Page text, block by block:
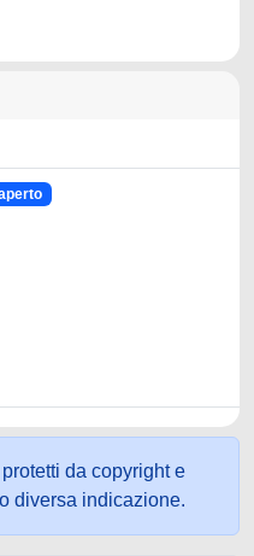
da copyright e
diversa indicazione.